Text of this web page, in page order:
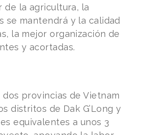
de la agricultura, la
se mantendrá y la calidad
la mejor organización de
y acortadas.
provincias de Vietnam
distritos de Dak G’Long y
equivalentes a unos 3